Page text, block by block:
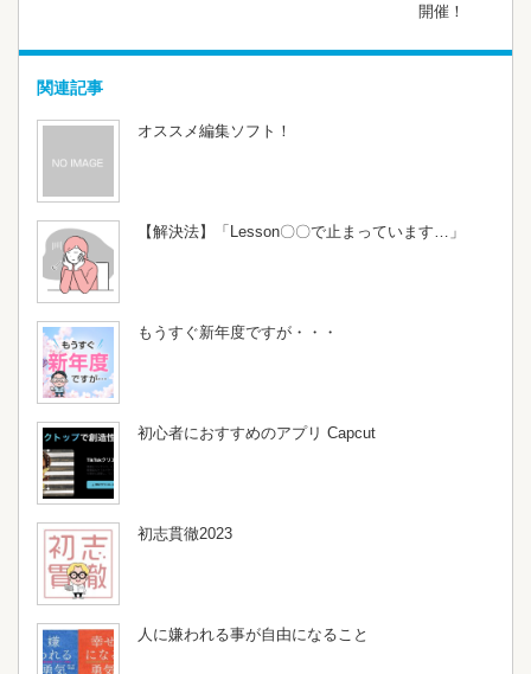
開催！
関連記事
オススメ編集ソフト！
【解決法】「Lesson〇〇で止まっています…」
もうすぐ新年度ですが・・・
初心者におすすめのアプリ Capcut
初志貫徹2023
人に嫌われる事が自由になること